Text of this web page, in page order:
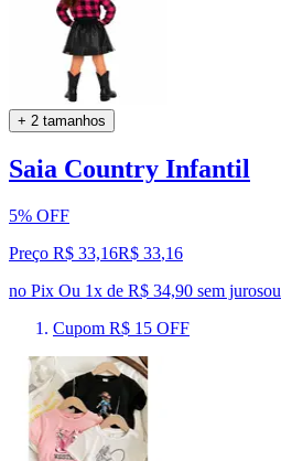
+ 2 tamanhos
Saia Country Infantil
5% OFF
Preço R$ 33,16R$ 33,16
no Pix Ou 1x de R$ 34,90 sem jurosou
Cupom R$ 15 OFF